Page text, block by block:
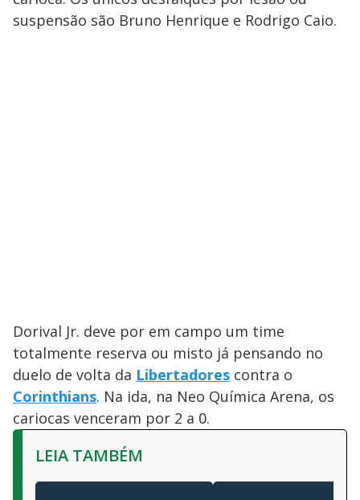
suspensão são Bruno Henrique e Rodrigo Caio.
Dorival Jr. deve por em campo um time
totalmente reserva ou misto já pensando no
duelo de volta da Libertadores contra o
Corinthians. Na ida, na Neo Química Arena, os
cariocas venceram por 2 a 0.
LEIA TAMBÉM